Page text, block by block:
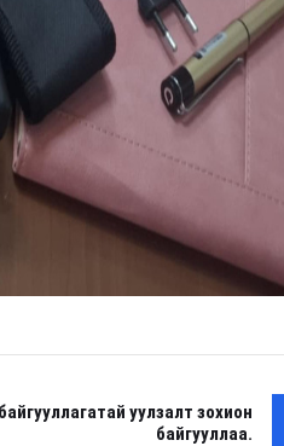
уулзалт зохион
байгууллаа.